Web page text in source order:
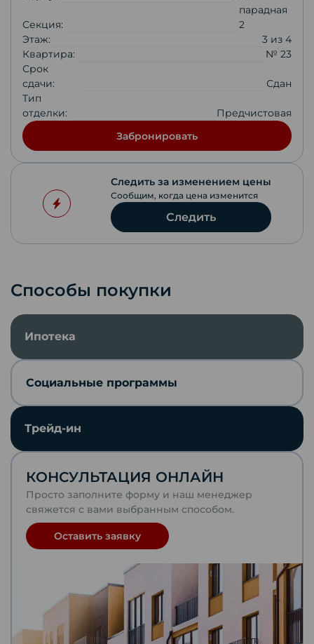
Секция:
парадная
2
Этаж:
3 из 4
Квартира:
№ 23
Срок
сдачи:
Сдан
Тип
отделки:
Предчистовая
Забронировать
Следить за изменением цены
Сообщим, когда цена изменится
Следить
Скопировать ссылку
Отправить по почте
VKontakte
WhatsApp
Способы покупки
Ипотека
Социальные программы
Трейд-ин
КОНСУЛЬТАЦИЯ ОНЛАЙН
Просто заполните форму и наш менеджер
свяжется с вами выбранным способом.
Оставить заявку